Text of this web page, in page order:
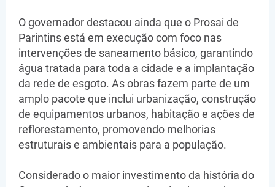
O governador destacou ainda que o Prosai de
Parintins está em execução com foco nas
intervenções de saneamento básico, garantindo
água tratada para toda a cidade e a implantação
da rede de esgoto. As obras fazem parte de um
amplo pacote que inclui urbanização, construção
de equipamentos urbanos, habitação e ações de
reflorestamento, promovendo melhorias
estruturais e ambientais para a população.
Considerado o maior investimento da história do